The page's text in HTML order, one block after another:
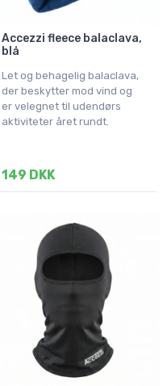
Accezzi fleece balaclava,
blå
Let og behagelig balaclava,
der beskytter mod vind og
er velegnet til udendørs
aktiviteter året rundt.
149 DKK